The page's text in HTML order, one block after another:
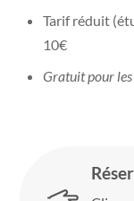
Tarif réduit
10€
Gratuit pour les